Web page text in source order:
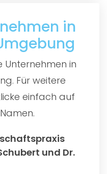
in
Unternehmen in
Für weitere
einfach auf
und Dr.